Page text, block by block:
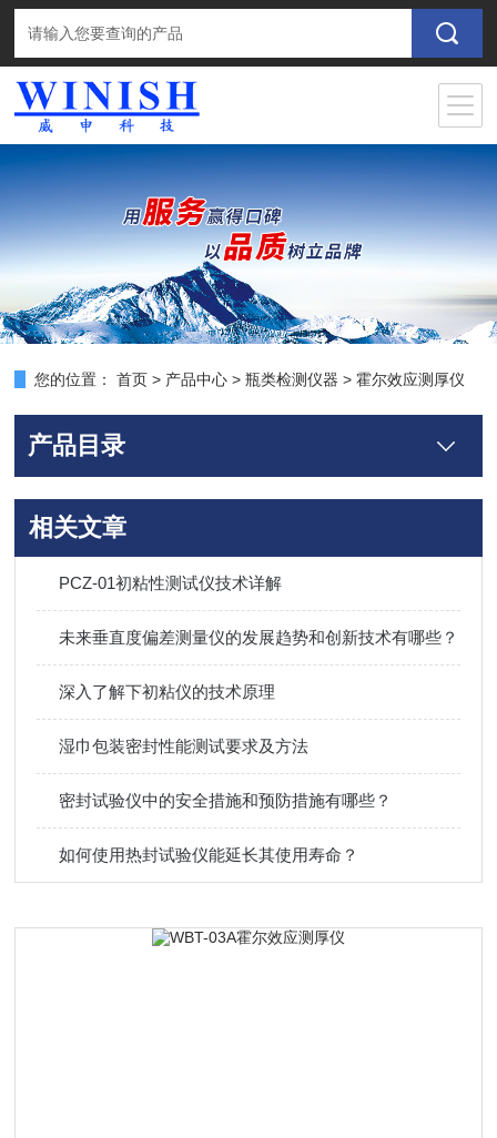
您的位置： 首页 > 产品中心 >瓶类检测仪器 >霍尔效应测厚仪
产品目录
相关文章
PCZ-01初粘性测试仪技术详解
未来垂直度偏差测量仪的发展趋势和创新技术有哪些？
深入了解下初粘仪的技术原理
湿巾包装密封性能测试要求及方法
密封试验仪中的安全措施和预防措施有哪些？
如何使用热封试验仪能延长其使用寿命？